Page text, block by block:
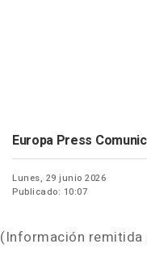
Europa Press
Lunes, 29 junio 2026
Publicado: 10:07
(Información remitida